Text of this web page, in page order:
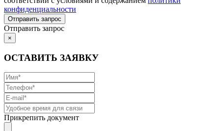
конфиденциальности
Отправить запрос
×
ОСТАВИТЬ ЗАЯВКУ
Прикрепить документ